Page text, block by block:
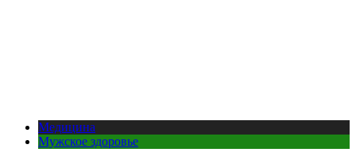
Медицина
Мужское здоровье